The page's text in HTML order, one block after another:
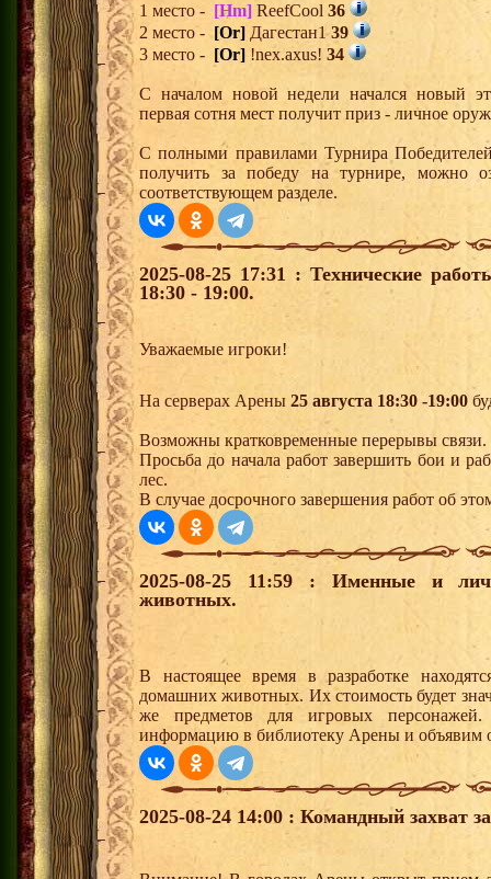
1 место - [Hm] ReefCool 36
2 место - [Or] Дагестан139
3 место - [Or] !nex.axus! 34
С началом новой недели начался новый
первая сотня мест получит приз - личное
С полными правилами Турнира
получить за победу на турнире, можно
соответствующем разделе.
2025-08-25 17:31 : Технические
18:30 - 19:00.
Уважаемые игроки!
На серверах Арены 25 августа 18:30 -19:00
Возможны кратковременные перерывы связи.
Просьба до начала работ завершить бои и
лес.
В случае досрочного завершения работ об
2025-08-25 11:59 : Именные и
животных.
В настоящее время в разработке
домашних животных. Их стоимость будет
же предметов для игровых
информацию в библиотеку Арены и объявим
2025-08-24 14:00 : Командный захват